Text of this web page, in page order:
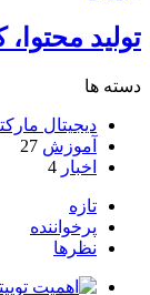
توليد محتوا،
دسته ها
دیجیتال
آموزش 27
اخبار 4
تازه
پرخواننده
نظرها